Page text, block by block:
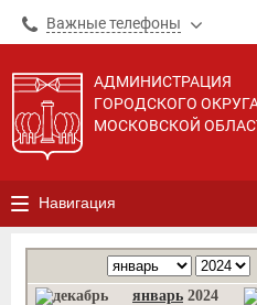
Важные телефоны
АДМИНИСТРАЦИЯ
ГОРОДСКОГО
МОСКОВСКОЙ
Навигация
январь 2024